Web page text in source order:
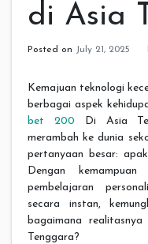
di Asia
Posted on July 21, 2025
Kemajuan teknologi
berbagai aspek
bet 200 Di Asia
merambah ke dunia
pertanyaan besar:
Dengan
pembelajaran
secara instan,
bagaimana
Tenggara?